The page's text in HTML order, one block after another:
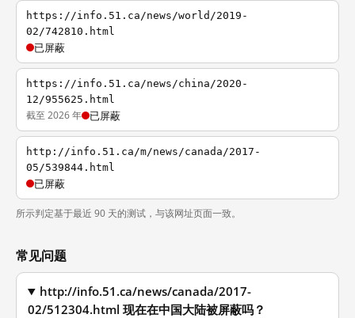
https://info.51.ca/news/world/2019-
02/742810.html
已屏蔽
https://info.51.ca/news/china/2020-
12/955625.html
截至 2026 年 已屏蔽
http://info.51.ca/m/news/canada/2017-
05/539844.html
已屏蔽
所示判定基于最近 90 天的测试，与该网址页面一致。
常见问题
http://info.51.ca/news/canada/2017-
02/512304.html 现在在中国大陆被屏蔽吗？